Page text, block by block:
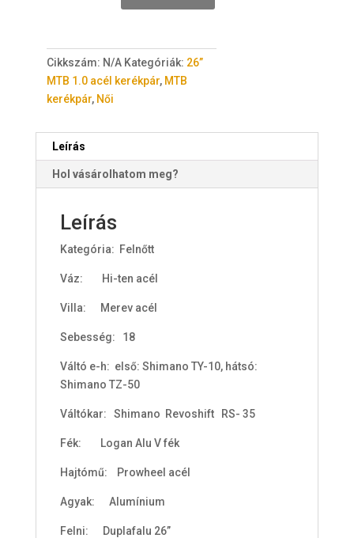
e
m
s
.
o
u
Cikkszám: N/A Kategóriák: 26”
MTB 1.0 acél kerékpár, MTB
kerékpár, Női
Leírás
Hol vásárolhatom meg?
Leírás
Kategória: Felnőtt
Váz: Hi-ten acél
Villa: Merev acél
Sebesség: 18
Váltó e-h: első: Shimano TY-10, hátsó:
Shimano TZ-50
Váltókar: Shimano Revoshift RS- 35
Fék: Logan Alu V fék
Hajtómű: Prowheel acél
Agyak: Alumínium
Felni: Duplafalu 26”